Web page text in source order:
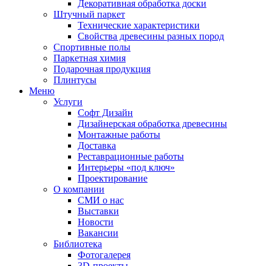
Декоративная обработка доски
Штучный паркет
Технические характеристики
Свойства древесины разных пород
Спортивные полы
Паркетная химия
Подарочная продукция
Плинтусы
Меню
Услуги
Софт Дизайн
Дизайнерская обработка древесины
Монтажные работы
Доставка
Реставрационные работы
Интерьеры «под ключ»
Проектирование
О компании
СМИ о нас
Выставки
Новости
Вакансии
Библиотека
Фотогалерея